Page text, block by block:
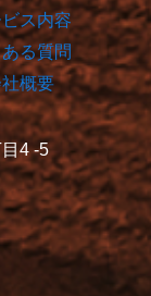
ス内容
る質問
概要
4 -5